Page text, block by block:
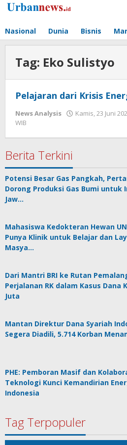
Lewati
Nasional Dunia Bisnis
Tag: Eko Sulistyo
Pelajaran dari Krisis
News Analysis
Kamis, 23 Juni
WIB
Seprihadi
Berita Terkini
Potensi Besar Gas Pangkah,
Dorong Produksi Gas Bumi untuk
Jaw…
Mahasiswa Kedokteran Hewan
Punya Klinik untuk Belajar dan
Masya…
Dari Mantri BRI ke Rutan
Perjalanan RK dalam Kasus Dana
Juta
Mantan Direktur Dana Syariah
Segera Diadili, 5.714 Korban
PHE: Pemboran Masif dan
Teknologi Kunci Kemandirian
Indonesia
Tag Terpopuler